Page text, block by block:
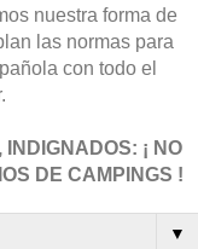
nuestra forma de
las normas para
con todo el
¡ NO
DE CAMPINGS !
▼